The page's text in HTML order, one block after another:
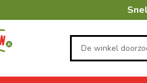
Zoeken